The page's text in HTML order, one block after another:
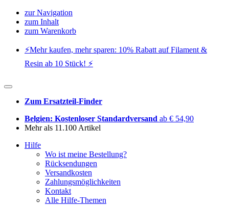
zur Navigation
zum Inhalt
zum Warenkorb
⚡️Mehr kaufen, mehr sparen: 10% Rabatt auf Filament &
Resin ab 10 Stück! ⚡️
Zum Ersatzteil-Finder
Belgien: Kostenloser Standardversand ab € 54,90
Mehr als 11.100 Artikel
Hilfe
Wo ist meine Bestellung?
Rücksendungen
Versandkosten
Zahlungsmöglichkeiten
Kontakt
Alle Hilfe-Themen